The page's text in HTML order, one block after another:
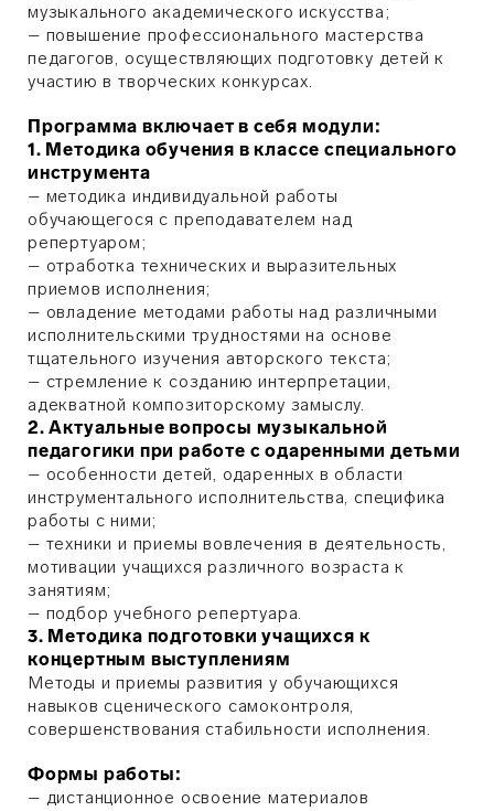
музыкального академического искусства;
– повышение профессионального мастерства
педагогов, осуществляющих подготовку детей к
участию в творческих конкурсах.
Программа включает в себя модули:
1. Методика обучения в классе специального
инструмента
– методика индивидуальной работы
обучающегося с преподавателем над
репертуаром;
– отработка технических и выразительных
приемов исполнения;
– овладение методами работы над различными
исполнительскими трудностями на основе
тщательного изучения авторского текста;
– стремление к созданию интерпретации,
адекватной композиторскому замыслу.
2. Актуальные вопросы музыкальной
педагогики при работе с одаренными детьми
– особенности детей, одаренных в области
инструментального исполнительства, специфика
работы с ними;
– техники и приемы вовлечения в деятельность,
мотивации учащихся различного возраста к
занятиям;
– подбор учебного репертуара.
3. Методика подготовки учащихся к
концертным выступлениям
Методы и приемы развития у обучающихся
навыков сценического самоконтроля,
совершенствования стабильности исполнения.
Формы работы:
– дистанционное освоение материалов